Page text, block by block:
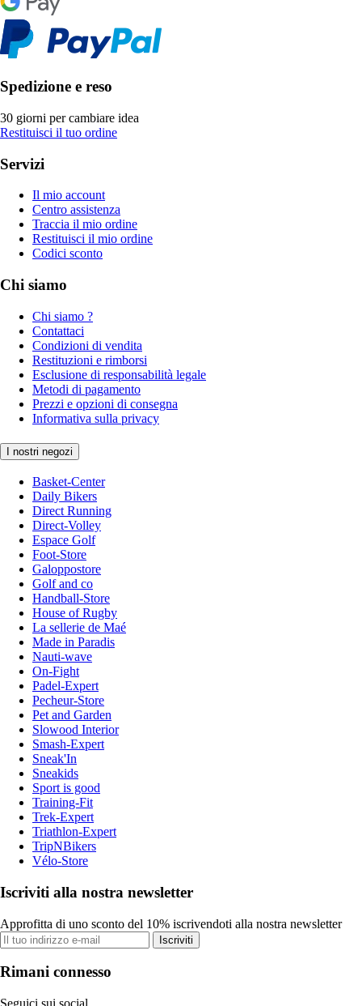
Spedizione e reso
30 giorni per cambiare idea
Restituisci il tuo ordine
Servizi
Il mio account
Centro assistenza
Traccia il mio ordine
Restituisci il mio ordine
Codici sconto
Chi siamo
Chi siamo ?
Contattaci
Condizioni di vendita
Restituzioni e rimborsi
Esclusione di responsabilità legale
Metodi di pagamento
Prezzi e opzioni di consegna
Informativa sulla privacy
I nostri negozi
Basket-Center
Daily Bikers
Direct Running
Direct-Volley
Espace Golf
Foot-Store
Galoppostore
Golf and co
Handball-Store
House of Rugby
La sellerie de Maé
Made in Paradis
Nauti-wave
On-Fight
Padel-Expert
Pecheur-Store
Pet and Garden
Slowood Interior
Smash-Expert
Sneak'In
Sneakids
Sport is good
Training-Fit
Trek-Expert
Triathlon-Expert
TripNBikers
Vélo-Store
Iscriviti alla nostra newsletter
Approfitta di uno sconto del 10% iscrivendoti alla nostra newsletter
Iscriviti
Rimani connesso